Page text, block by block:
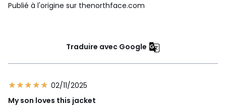
Publié à l'origine sur thenorthface.com
Traduire avec Google
02/11/2025
My son loves this jacket